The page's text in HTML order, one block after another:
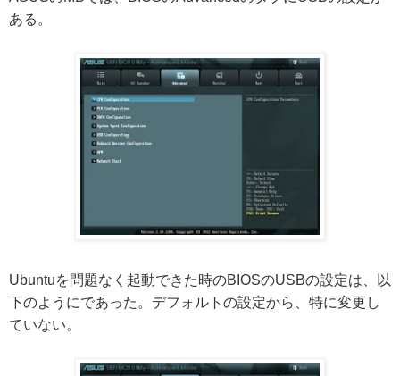
ある。
Ubuntuを問題なく起動できた時のBIOSのUSBの設定は、以
下のようにであった。デフォルトの設定から、特に変更し
ていない。